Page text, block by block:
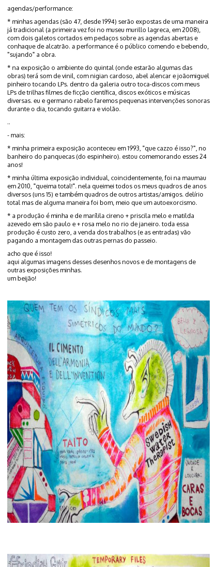
agendas/performance:
* minhas agendas (são 47, desde 1994) serão expostas de uma maneira
já tradicional (a primeira vez foi no museu murillo lagreca, em 2008),
com dois galetos cortados em pedaços sobre as agendas abertas e
conhaque de alcatrão. a performance é o público comendo e bebendo,
"sujando" a obra.
* na exposição o ambiente do quintal (onde estarão algumas das
obras) terá som de vinil, com nigian cardoso, abel alencar e joãomiguel
pinheiro tocando LPs. dentro da galeria outro toca-discos com meus
LPs de trilhas filmes de ficção científica, discos exóticos e músicas
diversas. eu e germano rabelo faremos pequenas intervenções sonoras
durante o dia, tocando guitarra e violão.
..
- mais:
* minha primeira exposição aconteceu em 1993, "que cazzo é isso?", no
banheiro do panquecas (do espinheiro). estou comemorando esses 24
anos!
* minha última exposição individual, coincidentemente, foi na maumau
em 2010, "queima total!". nela queimei todos os meus quadros de anos
diversos (uns 15) e também quadros de outros artistas/amigos. delírio
total mas de alguma maneira foi bom, meio que um autoexorcismo.
* a produção é minha e de marílila cireno + priscila melo e matilda
azevedo em são paulo e + rosa melo no rio de janeiro. toda essa
produção é custo zero, a venda dos trabalhos (e as entradas) vão
pagando a montagem das outras pernas do passeio.
acho que é isso!
aqui algumas imagens desses desenhos novos e de montagens de
outras exposições minhas.
um beijão!